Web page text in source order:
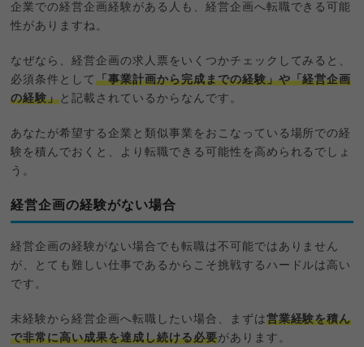
企業での経営企画経験がある人も、経営企画へ転職できる可能
性がありますね。
なぜなら、経営企画の求人票をいくつかチェックしてみると、
必須条件として「事業計画から完成までの経験」や「経営企画
の経験」と記載されているからなんです。
あなたが希望する企業と類似事業をおこなっている場所での経
験を積んでおくと、より転職できる可能性を高められるでしょ
う。
経営企画の経験がない場合
経営企画の経験がない場合でも転職は不可能ではありません
が、とても難しい仕事であるからこそ挑戦するハードルは高い
です。
未経験から経営企画へ転職したい場合、まずは営業経験を積ん
で非常に高い成果を達成し続ける必要があります。